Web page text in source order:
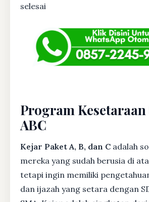
selesai
Program Kesetaraan
ABC
Kejar Paket A, B, dan C adalah
mereka yang sudah berusia di
tetapi ingin memiliki
dan ijazah yang setara dengan